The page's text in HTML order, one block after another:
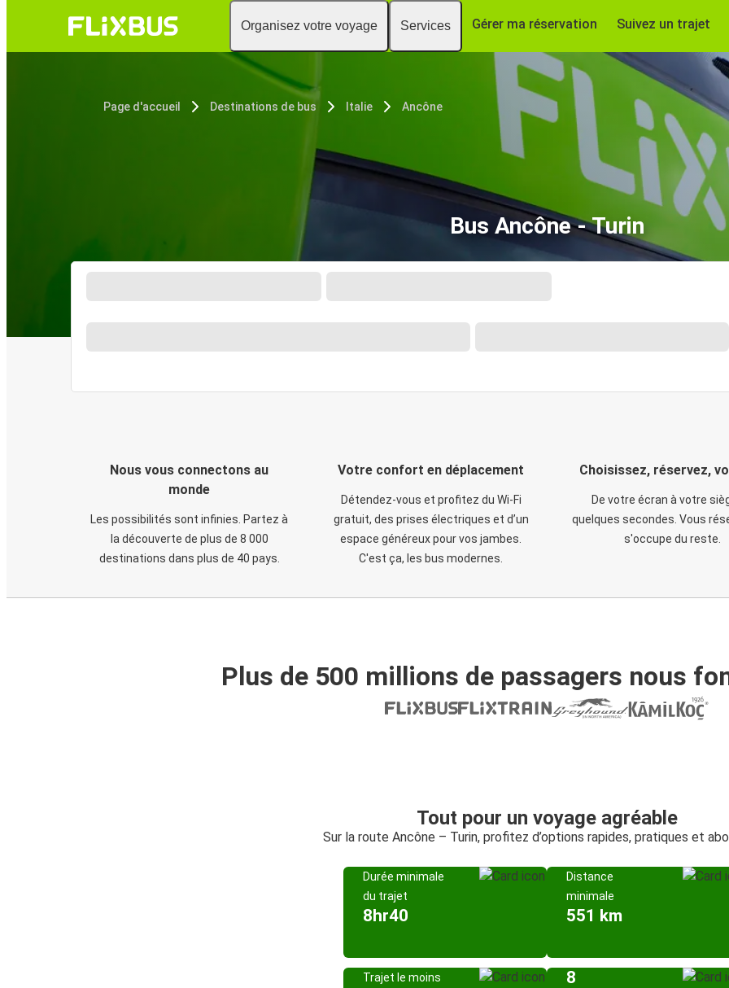
Organisez votre voyage Services Gérer ma réservation Suivez un trajet
Page d'accueil Destinations de bus Italie Ancône
Bus Ancône - Turin
Nous vous connectons au
monde
Les possibilités sont infinies. Partez à
la découverte de plus de 8 000
destinations dans plus de 40 pays.
Votre confort en déplacement
Détendez-vous et profitez du Wi-Fi
gratuit, des prises électriques et d’un
espace généreux pour vos jambes.
C'est ça, les bus modernes.
Choisissez, réservez,
De votre écran à votre
quelques secondes. Vous
s'occupe du reste.
Plus de 500 millions de passagers nous
Tout pour un voyage agréable
Sur la route Ancône – Turin, profitez d’options rapides, pratiques et
Durée minimale
du trajet
8hr40
Distance
minimale
551 km
Trajet le moins
8